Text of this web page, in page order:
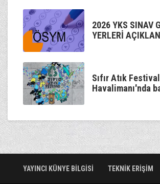
2026 YKS SINAV
YERLERİ
Sıfır Atık
Havalimanı'nda
YAYINCI KÜNYE BİLGİSİ TEKNİK ERİŞİM